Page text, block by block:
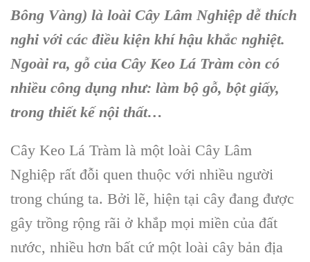
Bông Vàng) là loài Cây Lâm Nghiệp dễ thích
nghi với các điều kiện khí hậu khắc nghiệt.
Ngoài ra, gỗ của Cây Keo Lá Tràm còn có
nhiều công dụng như: làm bộ gỗ, bột giấy,
trong thiết kế nội thất…
Cây Keo Lá Tràm là một loài Cây Lâm
Nghiệp rất đỗi quen thuộc với nhiều người
trong chúng ta. Bởi lẽ, hiện tại cây đang được
gây trồng rộng rãi ở khắp mọi miền của đất
nước, nhiều hơn bất cứ một loài cây bản địa